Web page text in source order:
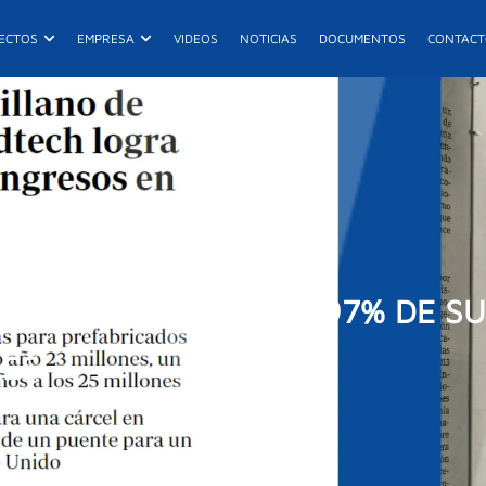
Abrir Proyectos
EMPRESA Abrir Empresa
VIDEOS NOTICIAS DOCUMENTOS
Y CONSIGUE EL 97% DE